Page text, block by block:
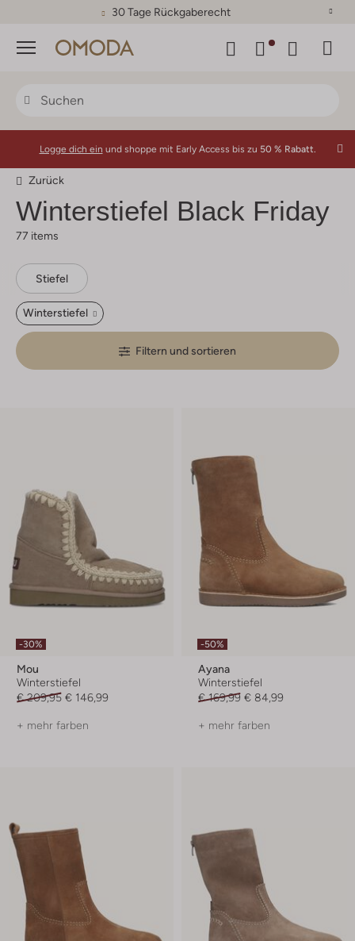
30 Tage Rückgaberecht
Menü
Logge dich ein und shoppe mit Early Access bis zu 50 % Rabatt.
Zurück
Winterstiefel Black Friday
77 items
Stiefel
Winterstiefel
Filtern und sortieren
-30%
Mou
Winterstiefel
€ 209,95 € 146,99
+ mehr farben
-50%
Ayana
Winterstiefel
€ 169,99 € 84,99
+ mehr farben